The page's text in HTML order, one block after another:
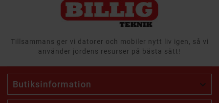
Tillsammans ger vi datorer och mobiler nytt liv igen, så vi
använder jordens resurser på bästa sätt!
Butiksinformation 